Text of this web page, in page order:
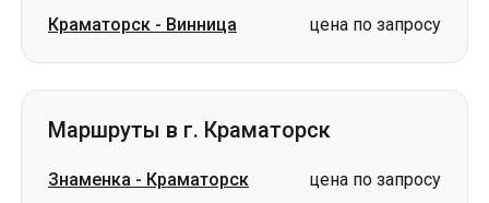
Краматорск - Винница цена по запросу
Маршруты в г. Краматорск
Знаменка - Краматорск
цена по запросу